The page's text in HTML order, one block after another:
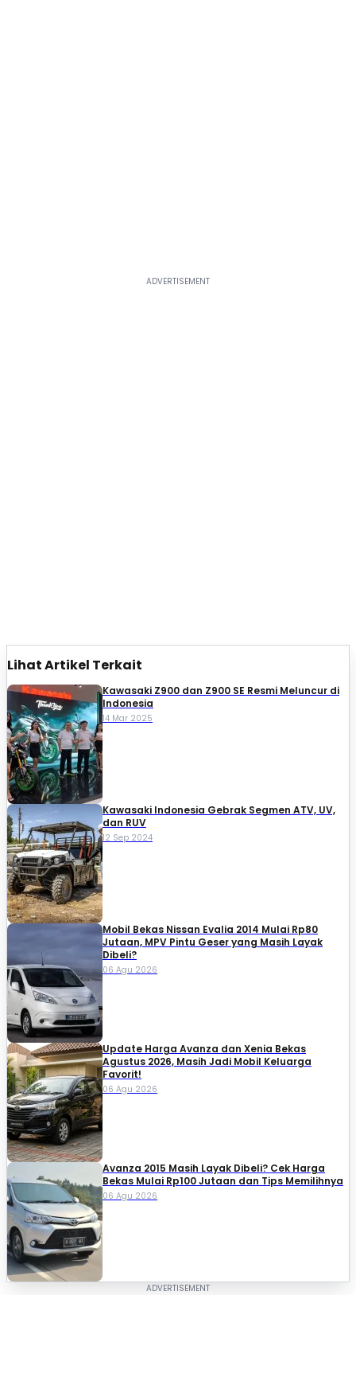
Lihat Artikel Terkait
Kawasaki Z900 dan Z900 SE Resmi Meluncur di
Indonesia
14 Mar 2025
Kawasaki Indonesia Gebrak Segmen ATV, UV,
dan RUV
12 Sep 2024
Mobil Bekas Nissan Evalia 2014 Mulai Rp80
Jutaan, MPV Pintu Geser yang Masih Layak
Dibeli?
06 Agu 2026
Update Harga Avanza dan Xenia Bekas
Agustus 2026, Masih Jadi Mobil Keluarga
Favorit!
06 Agu 2026
Avanza 2015 Masih Layak Dibeli? Cek Harga
Bekas Mulai Rp100 Jutaan dan Tips Memilihnya
06 Agu 2026